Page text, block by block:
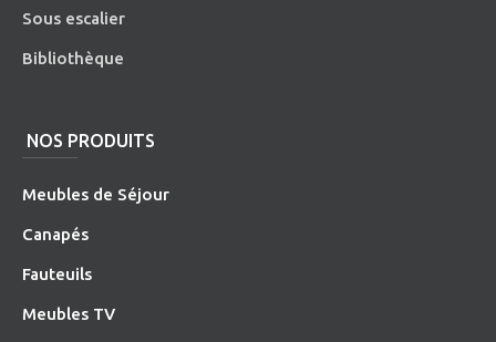
Sous escalier
Bibliothèque
NOS PRODUITS
Meubles de Séjour
Canapés
Fauteuils
Meubles TV